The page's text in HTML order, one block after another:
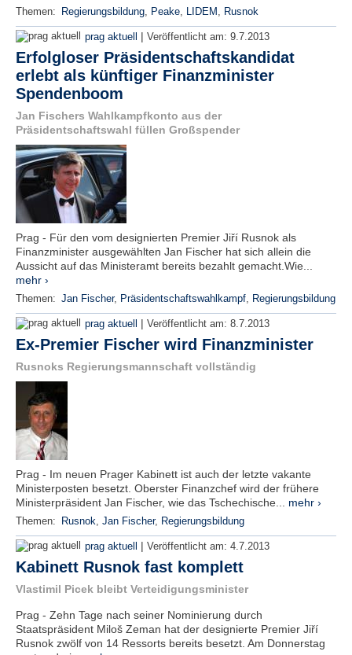
Themen: Regierungsbildung, Peake, LIDEM , Rusnok
prag aktuell | Veröffentlicht am: 9.7.2013
Erfolgloser Präsidentschaftskandidat
erlebt als künftiger Finanzminister
Spendenboom
Jan Fischers Wahlkampfkonto aus der
Präsidentschaftswahl füllen Großspender
Prag - Für den vom designierten Premier Jiří Rusnok als
Finanzminister ausgewählten Jan Fischer hat sich allein die
Aussicht auf das Ministeramt bereits bezahlt gemacht.Wie...
mehr ›
Themen: Jan Fischer, Präsidentschaftswahlkampf, Regierungsbildung
prag aktuell | Veröffentlicht am: 8.7.2013
Ex-Premier Fischer wird Finanzminister
Rusnoks Regierungsmannschaft vollständig
Prag - Im neuen Prager Kabinett ist auch der letzte vakante
Ministerposten besetzt. Oberster Finanzchef wird der frühere
Ministerpräsident Jan Fischer, wie das Tschechische... mehr ›
Themen: Rusnok, Jan Fischer, Regierungsbildung
prag aktuell | Veröffentlicht am: 4.7.2013
Kabinett Rusnok fast komplett
Vlastimil Picek bleibt Verteidigungsminister
Prag - Zehn Tage nach seiner Nominierung durch
Staatspräsident Miloš Zeman hat der designierte Premier Jiří
Rusnok zwölf von 14 Ressorts bereits besetzt. Am Donnerstag